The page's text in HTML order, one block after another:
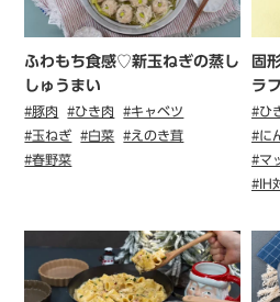
ふわもち食感♡新玉ねぎの蒸し
しゅうまい
#豚肉 #ひき肉
#キャベツ
#玉ねぎ
#白菜
#えのき茸
#春野菜
固
ラフ
#ひ
#に
#マ
#IH